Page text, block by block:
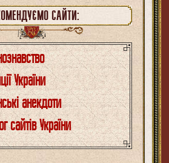
САЙТИ:
України
анекдоти
сайтів України